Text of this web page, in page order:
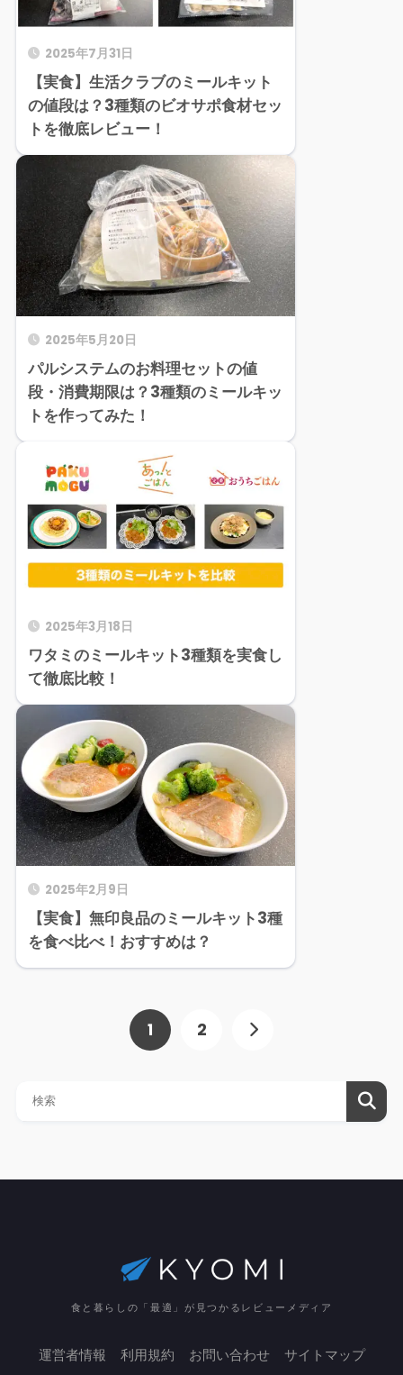
2025年7月31日
【実食】生活クラブのミールキット
の値段は？3種類のビオサポ食材セッ
トを徹底レビュー！
2025年5月20日
パルシステムのお料理セットの値
段・消費期限は？3種類のミールキッ
トを作ってみた！
2025年3月18日
ワタミのミールキット3種類を実食し
て徹底比較！
2025年2月9日
【実食】無印良品のミールキット3種
を食べ比べ！おすすめは？
1 2
食と暮らしの「最適」が見つかるレビューメディア
運営者情報 利用規約 お問い合わせ サイトマップ